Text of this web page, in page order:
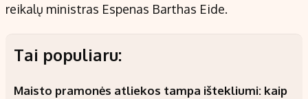
reikalų ministras Espenas Barthas Eide.
Tai populiaru:
Maisto pramonės atliekos tampa ištekliumi: kaip